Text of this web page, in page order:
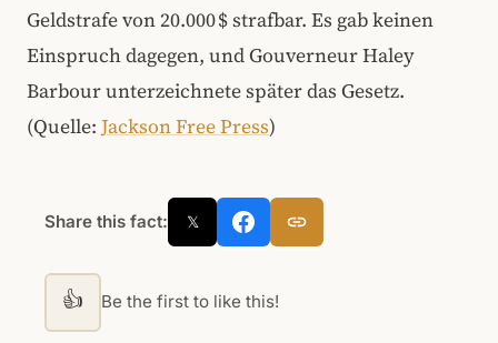
Geldstrafe von 20.000 $ strafbar. Es gab keinen
Einspruch dagegen, und Gouverneur Haley
Barbour unterzeichnete später das Gesetz.
(Quelle: Jackson Free Press)
Share this fact: 𝕏
👍 Be the first to like this!